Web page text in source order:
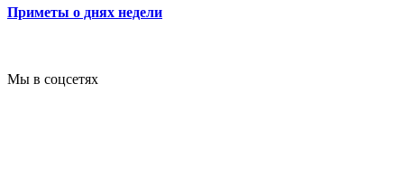
Приметы о днях недели
Мы в соцсетях